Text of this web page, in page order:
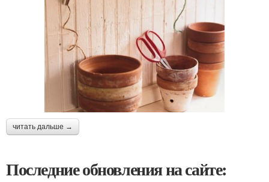
читать дальше →
Последние обновления на сайте: